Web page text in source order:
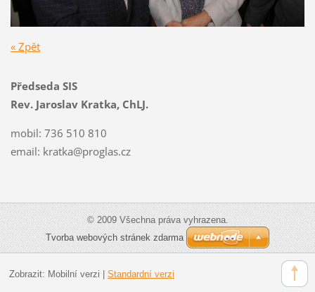
« Zpět
Předseda SIS
Rev. Jaroslav Kratka, ChLJ.
mobil: 736 510 810
email: kratka@proglas.cz
© 2009 Všechna práva vyhrazena.
Tvorba webových stránek zdarma
Zobrazit: Mobilní verzi Standardní verzi